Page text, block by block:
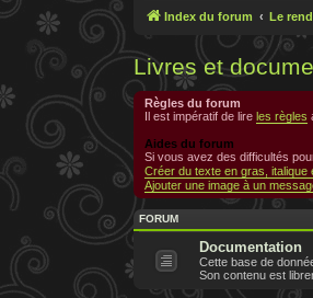
Index du forum Le
Livres et
Règles du forum
Il est impératif de lire les règles
Aides du forum
Si vous avez des difficultés
Créer du texte en gras, italique
Ajouter une image à un
FORUM
Documentation
Cette base de
Son contenu est